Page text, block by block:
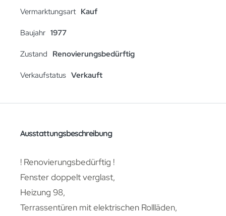
Vermarktungsart Kauf
Baujahr 1977
Zustand Renovierungsbedürftig
Verkaufstatus Verkauft
Ausstattungsbeschreibung
! Renovierungsbedürftig !
Fenster doppelt verglast,
Heizung 98,
Terrassentüren mit elektrischen Rollläden,